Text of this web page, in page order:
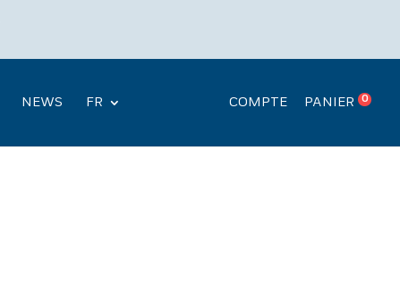
NEWS FR COMPTE PANIER 0